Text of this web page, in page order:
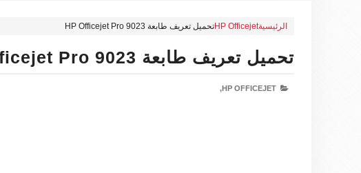
توب HP Driver
الرئيسيةHP Officejetتحميل تعريف طابعة HP Officejet Pro 9023
تحميل تعريف طابعة HP Officejet Pro 9023
HP OFFICEJET,